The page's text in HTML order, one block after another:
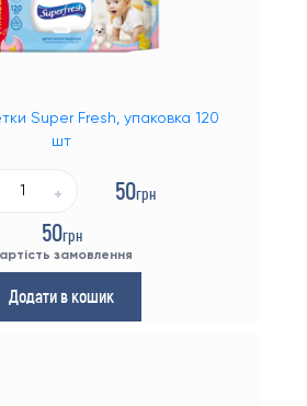
Super Fresh, упаковка 120
шт
+ 50грн
50грн
замовлення
Додати в кошик